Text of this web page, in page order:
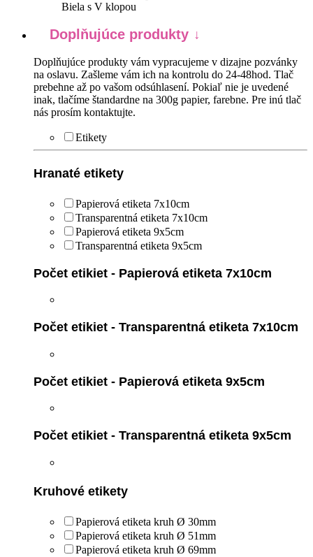
Biela s V klopou
Doplňujúce produkty
Doplňujúce produkty vám vypracujeme v dizajne pozvánky
na oslavu. Zašleme vám ich na kontrolu do 24-48hod. Tlač
prebehne až po vašom odsúhlasení. Pokiaľ nie je uvedené
inak, tlačíme štandardne na 300g papier, farebne. Pre inú tlač
nás prosím kontaktujte.
Etikety
Hranaté etikety
Papierová etiketa 7x10cm
Transparentná etiketa 7x10cm
Papierová etiketa 9x5cm
Transparentná etiketa 9x5cm
Počet etikiet - Papierová etiketa 7x10cm
Počet etikiet - Transparentná etiketa 7x10cm
Počet etikiet - Papierová etiketa 9x5cm
Počet etikiet - Transparentná etiketa 9x5cm
Kruhové etikety
Papierová etiketa kruh Ø 30mm
Papierová etiketa kruh Ø 51mm
Papierová etiketa kruh Ø 69mm